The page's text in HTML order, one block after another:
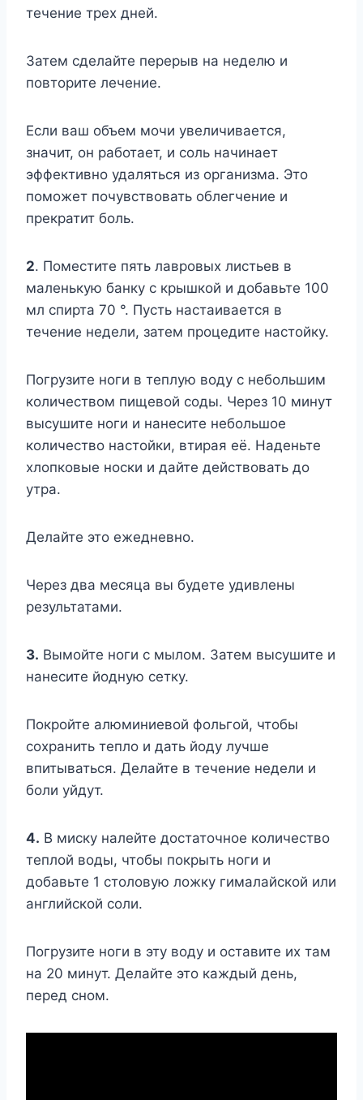
течение трех дней.
Затем сделайте перерыв на неделю и
повторите лечение.
Если ваш объем мочи увеличивается,
значит, он работает, и соль начинает
эффективно удаляться из организма. Это
поможет почувствовать облегчение и
прекратит боль.
2. Поместите пять лавровых листьев в
маленькую банку с крышкой и добавьте 100
мл спирта 70 °. Пусть настаивается в
течение недели, затем процедите настойку.
Погрузите ноги в теплую воду с небольшим
количеством пищевой соды. Через 10 минут
высушите ноги и нанесите небольшое
количество настойки, втирая её. Наденьте
хлопковые носки и дайте действовать до
утра.
Делайте это ежедневно.
Через два месяца вы будете удивлены
результатами.
3. Вымойте ноги с мылом. Затем высушите и
нанесите йодную сетку.
Покройте алюминиевой фольгой, чтобы
сохранить тепло и дать йоду лучше
впитываться. Делайте в течение недели и
боли уйдут.
4. В миску налейте достаточное количество
теплой воды, чтобы покрыть ноги и
добавьте 1 столовую ложку гималайской или
английской соли.
Погрузите ноги в эту воду и оставите их там
на 20 минут. Делайте это каждый день,
перед сном.